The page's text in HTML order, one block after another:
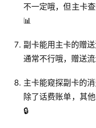
首
号
不一定哦，但主卡
📊
副卡能用主卡的赠
通常不行哦，赠送
主卡能窥探副卡的
除了话费账单，其
🔒